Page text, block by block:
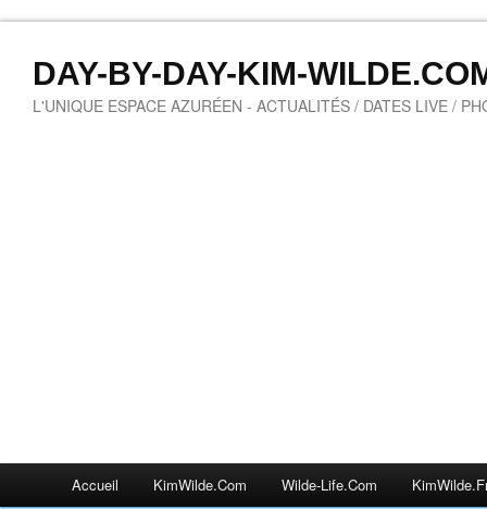
DAY-BY-DAY-KIM-
L'UNIQUE ESPACE AZURÉEN - ACTUALITÉS / DATES LIVE /
Accueil KimWilde.com Wilde-Life.com